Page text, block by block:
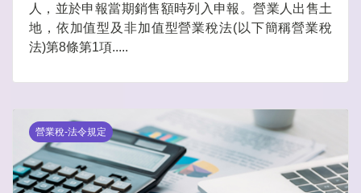
人，並於申報當期銷售額時列入申報。營業人出售土
地，依加值型及非加值型營業稅法(以下簡稱營業稅
法)第8條第1項.....
營業稅-法令規定